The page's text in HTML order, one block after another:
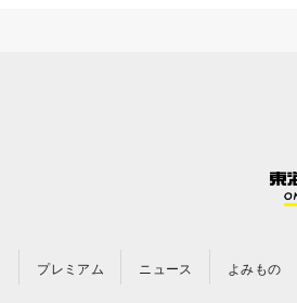
プレミアム ニュース よみもの